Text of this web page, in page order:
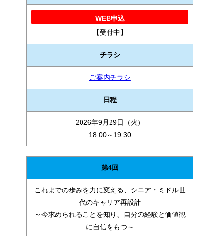
WEB申込
【受付中】
チラシ
ご案内チラシ
日程
2026年9月29日（火）
18:00～19:30
第4回
これまでの歩みを力に変える、シニア・ミドル世
代のキャリア再設計
～今求められることを知り、自分の経験と価値観
に自信をもつ～